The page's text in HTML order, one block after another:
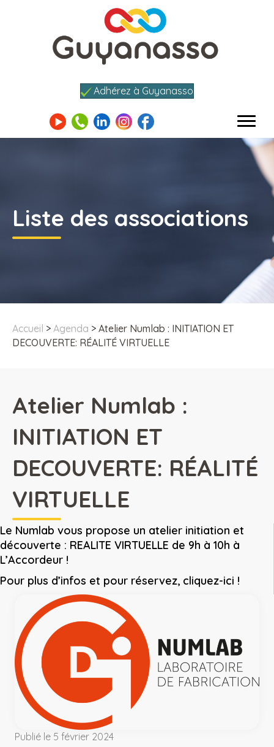
Adhérez à Guyanasso
Liste des associations
Accueil > Agenda > Atelier Numlab : INITIATION ET
DECOUVERTE: RÉALITÉ VIRTUELLE
Atelier Numlab :
INITIATION ET
DECOUVERTE: RÉALITÉ
VIRTUELLE
Le Numlab vous propose un atelier initiation et
découverte : REALITE VIRTUELLE de 9h à 10h à
L’Accordeur !
Pour plus d’infos et pour réservez, cliquez-ici !
Publié le 5 février 2024